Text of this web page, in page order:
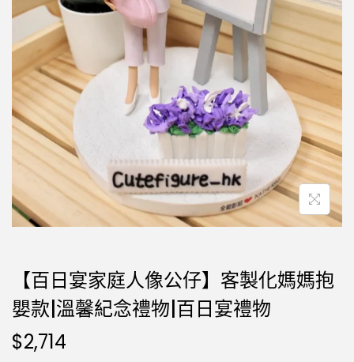
【百日宴家庭人像公仔】客製化媽媽抱
嬰款|溫馨紀念禮物|百日宴禮物
$2,714